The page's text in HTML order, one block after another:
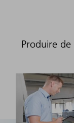
Produire de